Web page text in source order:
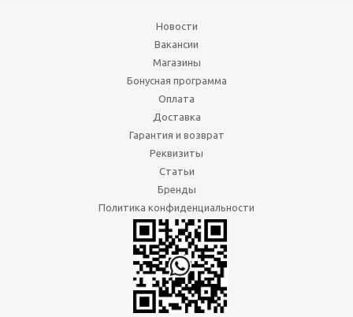
Новости
Вакансии
Магазины
Бонусная программа
Оплата
Доставка
Гарантия и возврат
Реквизиты
Статьи
Бренды
Политика конфиденциальности